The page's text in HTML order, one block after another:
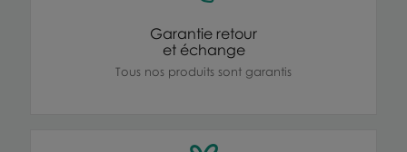
Garantie retour
et échange
Tous nos produits sont garantis